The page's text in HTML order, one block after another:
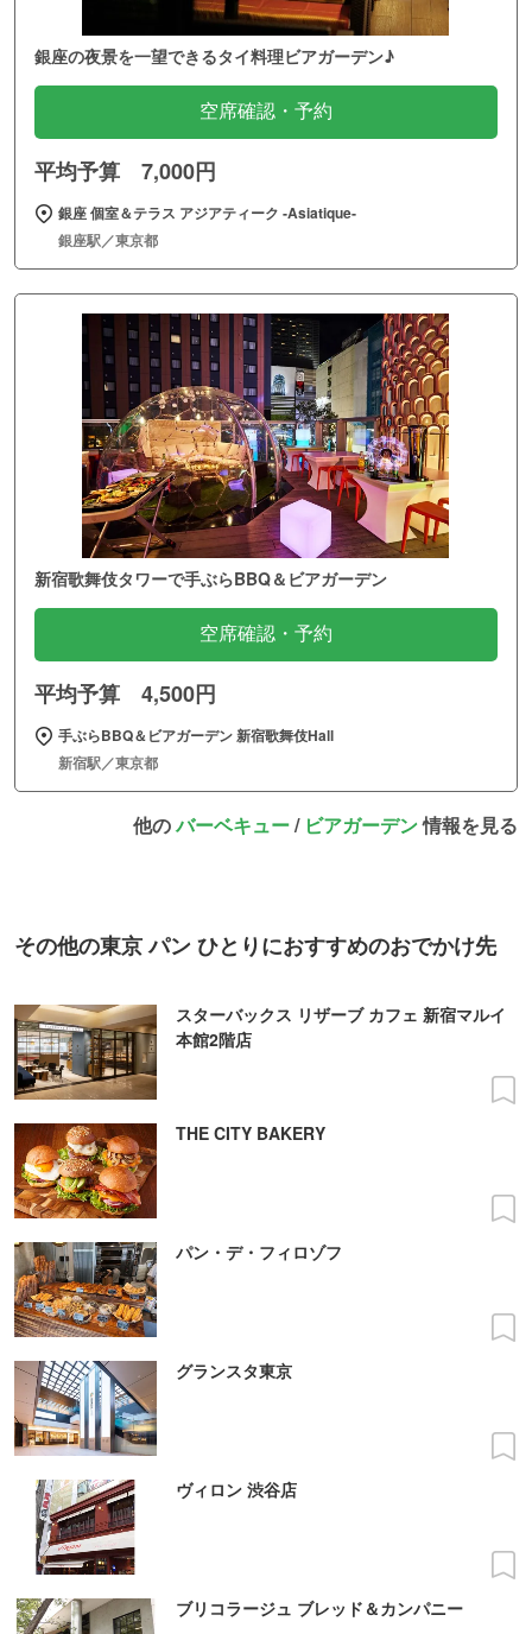
銀座の夜景を一望できるタイ料理ビアガーデン♪
空席確認・予約
平均予算 7,000円
銀座 個室＆テラス アジアティーク ‐Asiatique‐
銀座駅／東京都
新宿歌舞伎タワーで手ぶらBBQ＆ビアガーデン
空席確認・予約
平均予算 4,500円
手ぶらBBQ＆ビアガーデン 新宿歌舞伎Hall
新宿駅／東京都
他のバーベキュー/ ビアガーデン情報を見る
その他の東京 パン ひとりにおすすめのおでかけ先
スターバックス リザーブ カフェ 新宿マルイ
本館2階店
THE CITY BAKERY
パン・デ・フィロゾフ
グランスタ東京
ヴィロン 渋谷店
ブリコラージュ ブレッド＆カンパニー